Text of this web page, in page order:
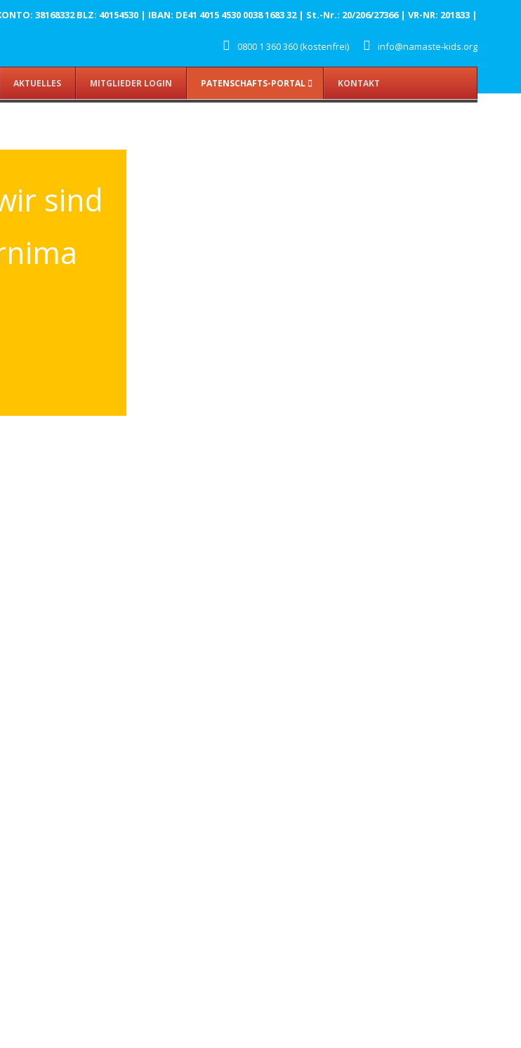
38168332 BLZ: 40154530 | IBAN: DE41 4015 4530 0038 1683 32 | St.-Nr.: 20/206/27366 | VR-NR: 201833 |
0800 1 360 360 (kostenfrei) info@namaste-kids.org
AKTUELLES MITGLIEDER LOGIN PATENSCHAFTS-PORTAL KONTAKT
sind